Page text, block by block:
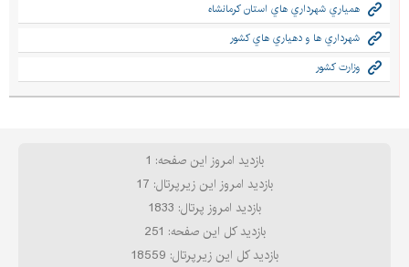
همياري شهرداري هاي استان كرمانشاه
شهرداري ها و دهياري هاي كشور
وزارت كشور
بازدید امروز این صفحه: 1
بازدید امروز این زیرپرتال: 17
بازدید امروز پرتال: 1833
بازدید کل این صفحه: 251
بازدید کل این زیرپرتال: 18559